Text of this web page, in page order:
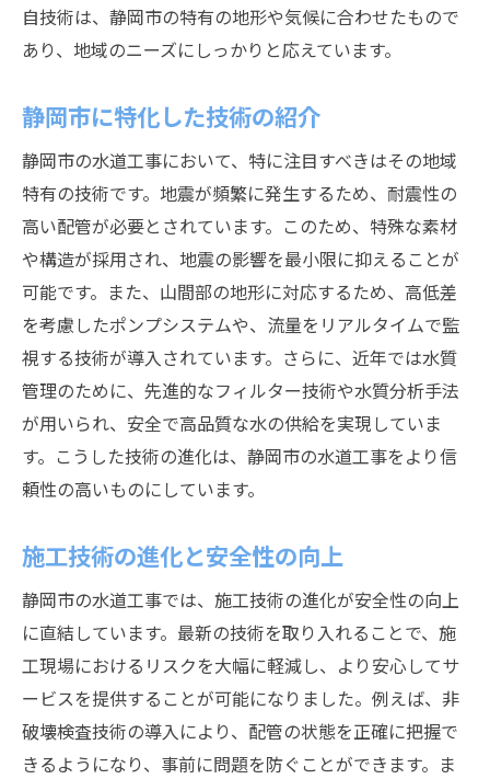
自技術は、静岡市の特有の地形や気候に合わせたもので
あり、地域のニーズにしっかりと応えています。
静岡市に特化した技術の紹介
静岡市の水道工事において、特に注目すべきはその地域
特有の技術です。地震が頻繁に発生するため、耐震性の
高い配管が必要とされています。このため、特殊な素材
や構造が採用され、地震の影響を最小限に抑えることが
可能です。また、山間部の地形に対応するため、高低差
を考慮したポンプシステムや、流量をリアルタイムで監
視する技術が導入されています。さらに、近年では水質
管理のために、先進的なフィルター技術や水質分析手法
が用いられ、安全で高品質な水の供給を実現していま
す。こうした技術の進化は、静岡市の水道工事をより信
頼性の高いものにしています。
施工技術の進化と安全性の向上
静岡市の水道工事では、施工技術の進化が安全性の向上
に直結しています。最新の技術を取り入れることで、施
工現場におけるリスクを大幅に軽減し、より安心してサ
ービスを提供することが可能になりました。例えば、非
破壊検査技術の導入により、配管の状態を正確に把握で
きるようになり、事前に問題を防ぐことができます。ま